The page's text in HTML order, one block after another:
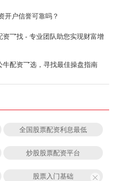
开户信誉可靠吗？
资乛找 - 专业团队助您实现财富增
配资乛选，寻找最佳操盘指南
全国股票配资利息最低
炒股股票配资平台
股票入门基础